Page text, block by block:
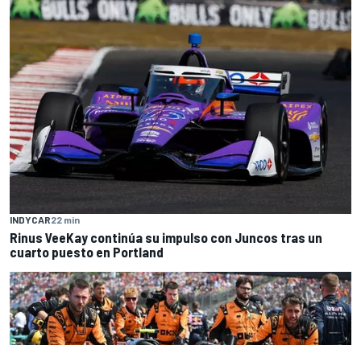
INDYCAR22 min
Rinus VeeKay continúa su impulso con Juncos tras un
cuarto puesto en Portland